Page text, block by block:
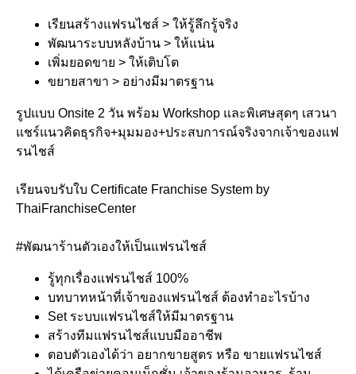
เรียนสร้างแฟรนไชส์ > ให้รู้ลึกรู้จริง
พัฒนาระบบหลังบ้าน > ให้แน่น
เพิ่มยอดขาย > ให้เติบโต
ขยายสาขา > อย่างมีมาตรฐาน
รูปแบบ Onsite 2 วัน พร้อม Workshop และพิเศษสุดๆ เสวนา
แชร์แนวคิดธุรกิจ+มุมมอง+ประสบการณ์จริงจากเจ้าของแฟ
รนไชส์
เรียนจบรับใบ Certificate Franchise System by
ThaiFranchiseCenter
#พัฒนาร้านตัวเองให้เป็นแฟรนไชส์
รู้ทุกเรื่องแฟรนไชส์ 100%
บทบาทหน้าที่เจ้าของแฟรนไชส์ ต้องทำอะไรบ้าง
Set ระบบแฟรนไชส์ให้มีมาตรฐาน
สร้างทีมแฟรนไชส์แบบมืออาชีพ
ตอบตัวเองได้ว่า อยากขายสูตร หรือ ขายแฟรนไชส์